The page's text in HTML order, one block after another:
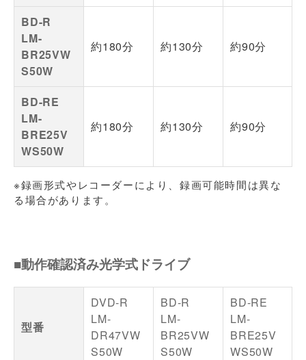
BD-R
LM-
BR25VW
S50W
約180分 約130分 約90分
BD-RE
LM-
BRE25V
WS50W
約180分 約130分 約90分
※録画形式やレコーダーにより、録画可能時間は異な
る場合があります。
■動作確認済み光学式ドライブ
型番
DVD-R
LM-
DR47VW
S50W
BD-R
LM-
BR25VW
S50W
BD-RE
LM-
BRE25V
WS50W